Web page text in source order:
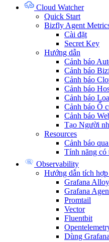
Cloud Watcher
Quick Start
Bizfly Agent
Cài đặt
Secret Key
Hướng dẫn
Cảnh báo
Cảnh báo
Cảnh báo
Cảnh báo
Cảnh báo
Cảnh báo Ổ
Cảnh báo
Tạo Người
Resources
Cảnh báo
Tính năng có
Observability
Hướng dẫn tích hợp
Grafana Alloy
Grafana
Promtail
Vector
Fluentbit
Dùng